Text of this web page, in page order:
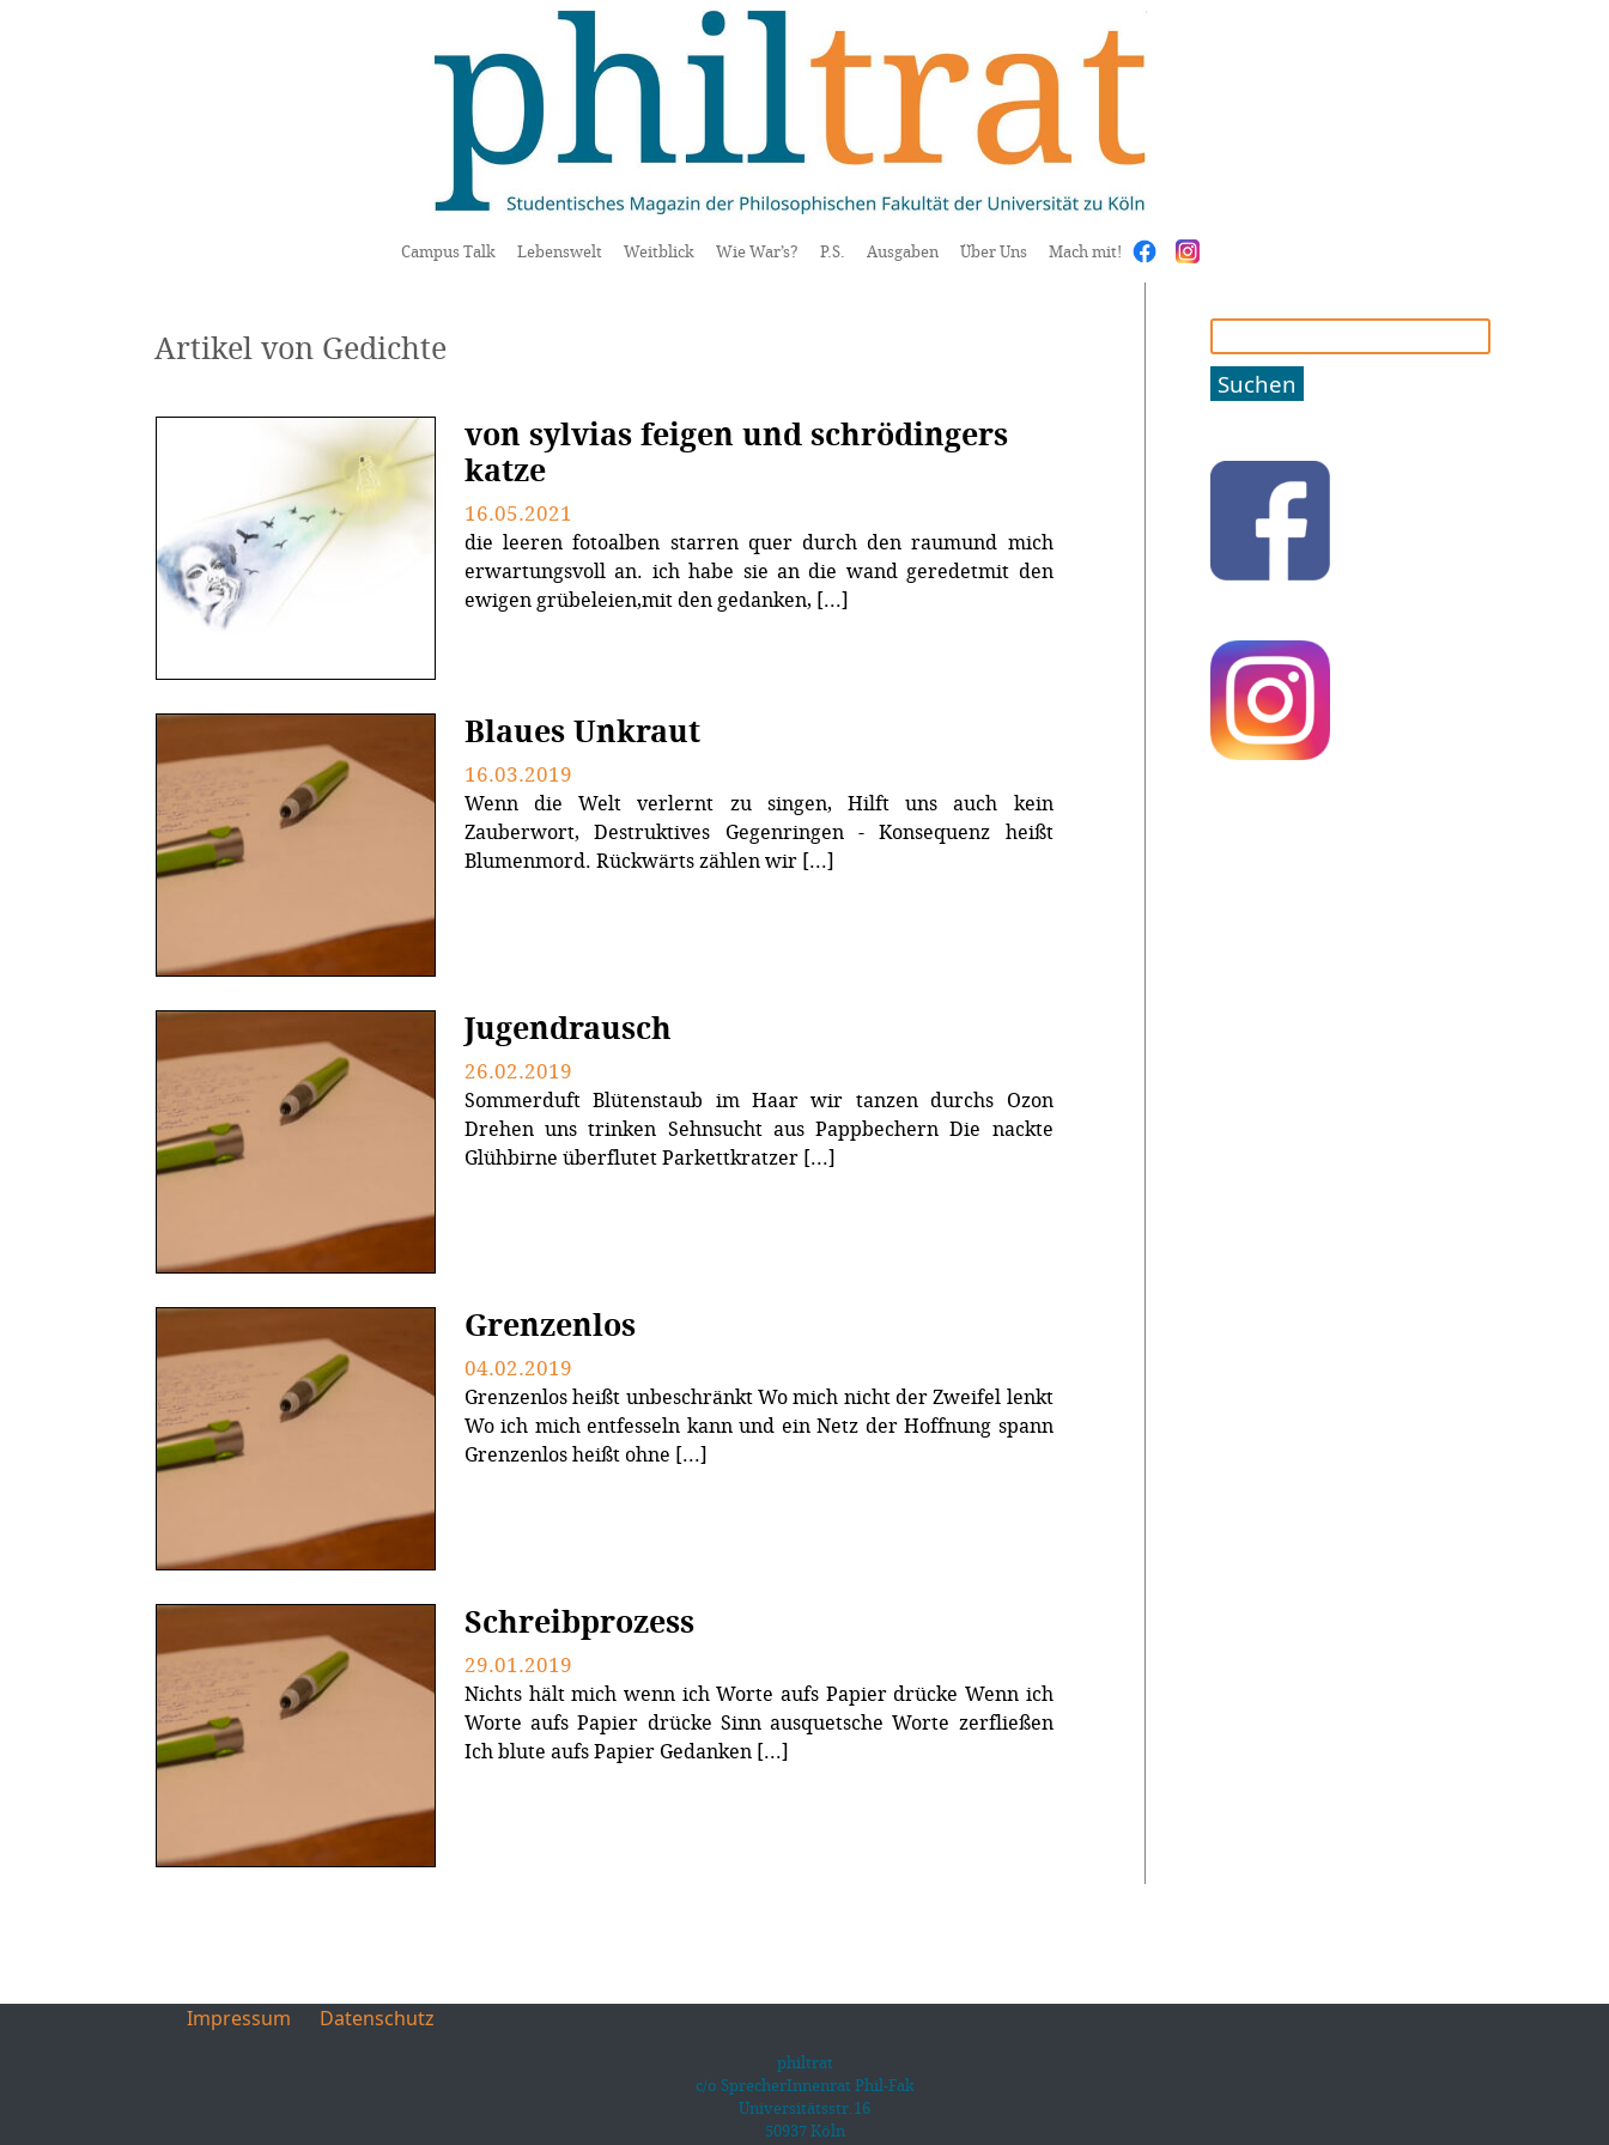
Campus Talk Lebenswelt Weitblick Wie War’s? P.S. Ausgaben Über Uns Mach mit!
Artikel von Gedichte
von sylvias feigen und schrödingers
katze
16.05.2021
die leeren fotoalben starren quer durch den raumund mich
erwartungsvoll an. ich habe sie an die wand geredetmit den
ewigen grübeleien,mit den gedanken, [...]
Blaues Unkraut
16.03.2019
Wenn die Welt verlernt zu singen, Hilft uns auch kein
Zauberwort, Destruktives Gegenringen - Konsequenz heißt
Blumenmord. Rückwärts zählen wir [...]
Jugendrausch
26.02.2019
Sommerduft Blütenstaub im Haar wir tanzen durchs Ozon
Drehen uns trinken Sehnsucht aus Pappbechern Die nackte
Glühbirne überflutet Parkettkratzer [...]
Grenzenlos
04.02.2019
Grenzenlos heißt unbeschränkt Wo mich nicht der Zweifel lenkt
Wo ich mich entfesseln kann und ein Netz der Hoffnung spann
Grenzenlos heißt ohne [...]
Schreibprozess
29.01.2019
Nichts hält mich wenn ich Worte aufs Papier drücke Wenn ich
Worte aufs Papier drücke Sinn ausquetsche Worte zerfließen
Ich blute aufs Papier Gedanken [...]
nach:
Impressum Datenschutz
philtrat
c/o SprecherInnenrat Phil-Fak
Universitätsstr.16
50937 Köln